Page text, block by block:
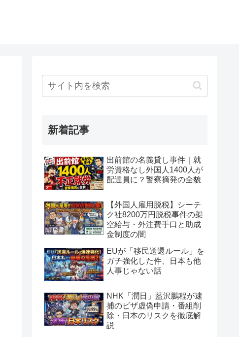
新着記事
出前館の名義貸し事件｜就
労資格なし外国人1400人が
配達員に？警察摘発の全貌
【外国人雇用脱税】シーテ
ク社8200万円脱税事件の架
空給与・外注費手口と助成
金制度の闇
EUが「移民送還ルール」を
ガチ強化した件、日本も他
人事じゃない話
NHK「潤日」藍沢鵬程が逮
捕のビザ虚偽申請・番組削
除・日本のリスクを徹底解
説